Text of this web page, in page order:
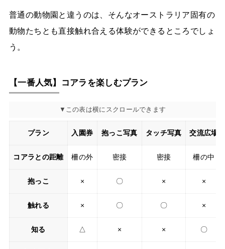
普通の動物園と違うのは、そんなオーストラリア固有の
動物たちとも直接触れ合える体験ができるところでしょ
う。
【一番人気】コアラを楽しむプラン
プラン 入園券 抱っこ写真 タッチ写真 交流広場
コアラとの距離 柵の外 密接 密接 柵の中
抱っこ × 〇 × ×
触れる × 〇 〇 ×
知る △ × × 〇